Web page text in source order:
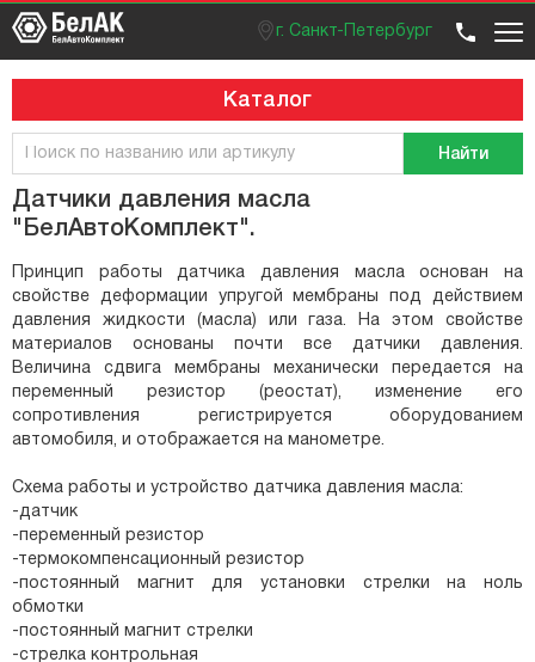
г. Санкт-Петербург
Розничный отдел
Вход / регистрация
Каталог
Найти
Датчики давления масла
"БелАвтоКомплект".
Принцип работы датчика давления масла основан на
свойстве деформации упругой мембраны под действием
давления жидкости (масла) или газа. На этом свойстве
материалов основаны почти все датчики давления.
Величина сдвига мембраны механически передается на
переменный резистор (реостат), изменение его
сопротивления регистрируется оборудованием
автомобиля, и отображается на манометре.
Схема работы и устройство датчика давления масла:
-датчик
-переменный резистор
-термокомпенсационный резистор
-постоянный магнит для установки стрелки на ноль
обмотки
-постоянный магнит стрелки
-стрелка контрольная